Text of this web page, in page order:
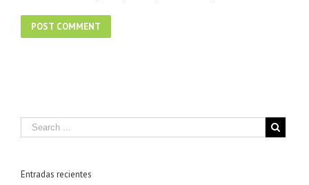
Entradas recientes